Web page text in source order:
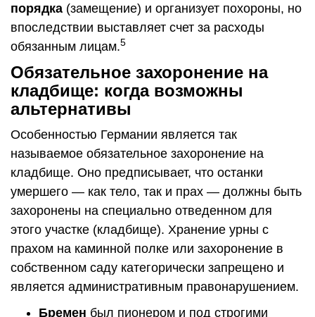
порядка (замещение) и организует похороны, но
впоследствии выставляет счет за расходы
обязанным лицам.5
Обязательное захоронение на
кладбище: когда возможны
альтернативы
Особенностью Германии является так
называемое обязательное захоронение на
кладбище. Оно предписывает, что останки
умершего — как тело, так и прах — должны быть
захоронены на специально отведенном для
этого участке (кладбище). Хранение урны с
прахом на каминной полке или захоронение в
собственном саду категорически запрещено и
является административным правонарушением.
Бремен был пионером и под строгими